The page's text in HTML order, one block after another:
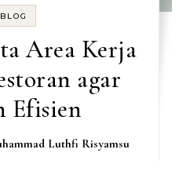
BLOG
Area Kerja
agar
Efisien
Luthfi Risyamsu